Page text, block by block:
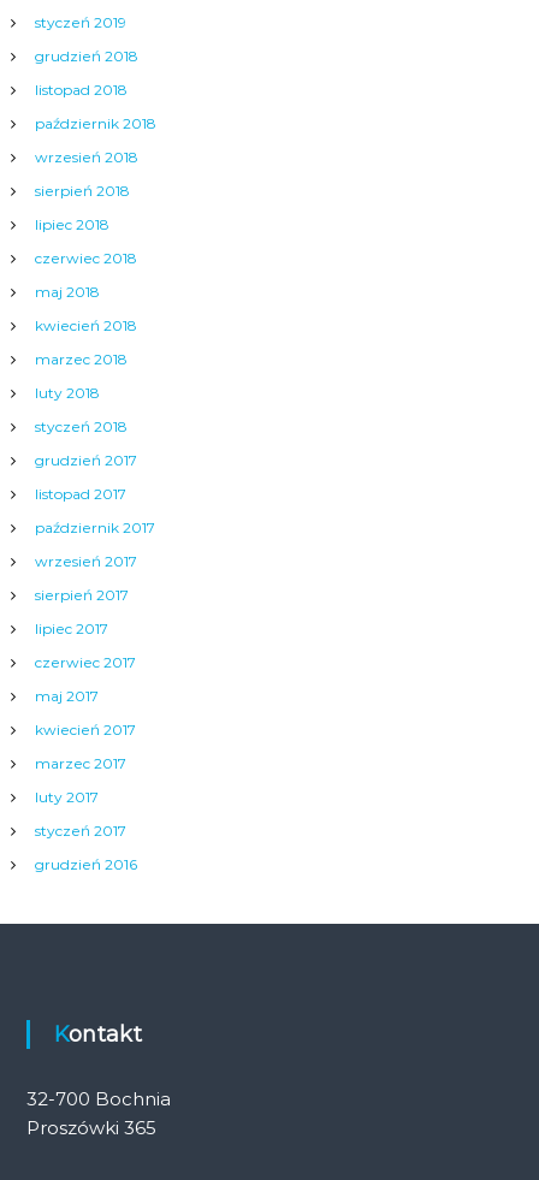
styczeń 2019
grudzień 2018
listopad 2018
październik 2018
wrzesień 2018
sierpień 2018
lipiec 2018
czerwiec 2018
maj 2018
kwiecień 2018
marzec 2018
luty 2018
styczeń 2018
grudzień 2017
listopad 2017
październik 2017
wrzesień 2017
sierpień 2017
lipiec 2017
czerwiec 2017
maj 2017
kwiecień 2017
marzec 2017
luty 2017
styczeń 2017
grudzień 2016
Kontakt
32-700 Bochnia
Proszówki 365